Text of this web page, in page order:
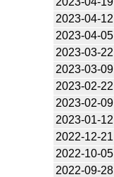
2023-04-12
2023-04-05
2023-03-22
2023-03-09
2023-02-22
2023-02-09
2023-01-12
2022-12-21
2022-10-05
2022-09-28